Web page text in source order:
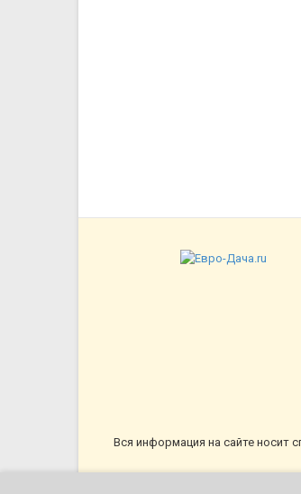
Вся информация на сайте носит